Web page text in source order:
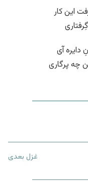
این کار
آی
چه پرگاری
غزل بعدی